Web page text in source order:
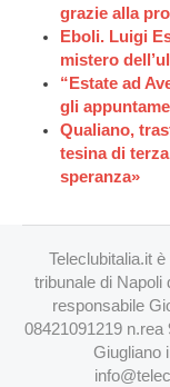
grazie alla
Eboli. Luigi
mistero
“Estate ad
gli
Qualiano,
tesina di
speranza»
Teleclubitalia.it
tribunale di Napoli
responsabile
08421091219 n.rea
Giugliano